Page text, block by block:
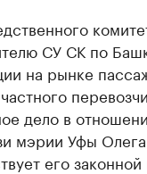
СУ СК по
на рынке
дело в
мэрии Уфы
его